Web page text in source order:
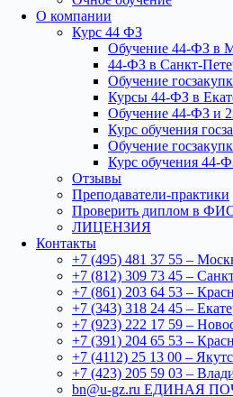
О компании
Курс 44 ФЗ
Обучение 44-ФЗ в
44-ФЗ в Санкт-
Обучение
Курсы 44-ФЗ в
Обучение 44-ФЗ и
Курс обучения
Обучение
Курс обучения 44-
Отзывы
Преподаватели-практики
Проверить диплом в
ЛИЦЕНЗИЯ
Контакты
+7 (495) 481 37 55 –
+7 (812) 309 73 45 –
+7 (861) 203 64 53 –
+7 (343) 318 24 45 –
+7 (923) 222 17 59 –
+7 (391) 204 65 53 –
+7 (4112) 25 13 00 –
+7 (423) 205 59 03 –
bn@u-gz.ru ЕДИНАЯ